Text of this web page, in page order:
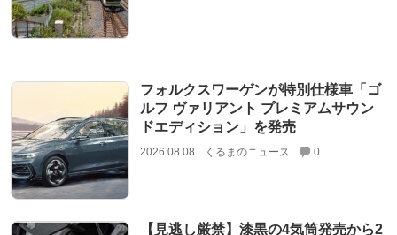
フォルクスワーゲンが特別仕様車「ゴ
ルフ ヴァリアント プレミアムサウン
ドエディション」を発売
2026.08.08 くるまのニュース 0
【見逃し厳禁】漆黒の4気筒発売から2